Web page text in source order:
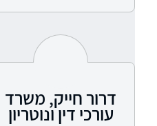
דרור חייק, משרד
עורכי דין ונוטריון